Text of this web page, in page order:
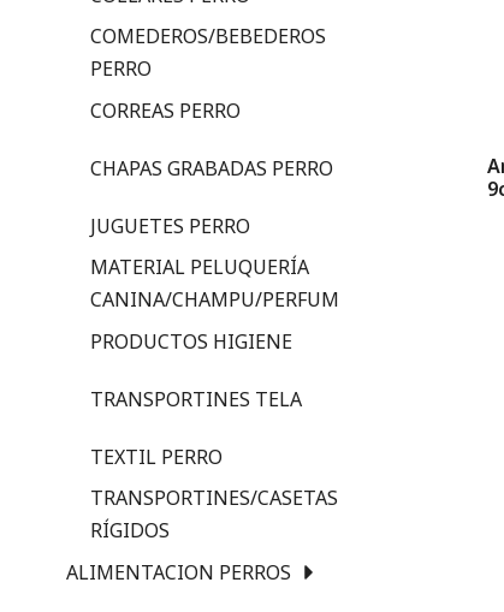
COMEDEROS/BEBEDEROS
PERRO
CORREAS PERRO
CHAPAS GRABADAS PERRO
JUGUETES PERRO
MATERIAL PELUQUERÍA
CANINA/CHAMPU/PERFUM
PRODUCTOS HIGIENE
TRANSPORTINES TELA
TEXTIL PERRO
TRANSPORTINES/CASETAS
RÍGIDOS
ALIMENTACION PERROS